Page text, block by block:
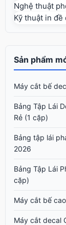
Nghệ thuật
Kỹ thuật in đề
Sản phẩm
Máy cắt bế
Bảng Tập Lái
Rẻ (1 cặp)
Bảng tập lái
2026
Bảng Tập Lái
cặp)
Máy cắt bế
Máy cắt decal